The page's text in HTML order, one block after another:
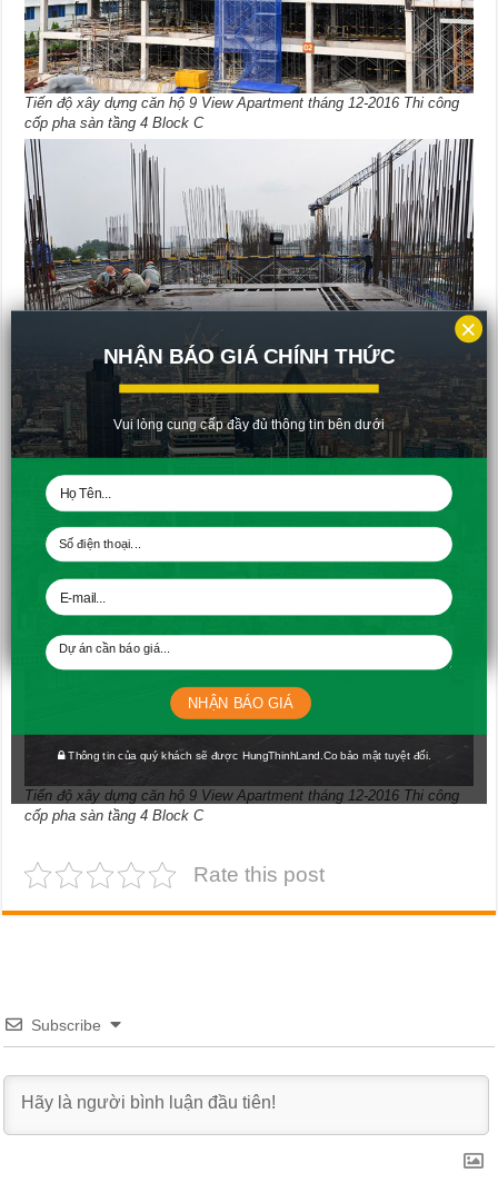
Tiến độ xây dựng căn hộ 9 View Apartment tháng 12-2016 Thi công
cốp pha sàn tầng 4 Block C
Tiến độ xây dựng căn hộ 9 View Apartment tháng 12-2016 Thi công
Tiến độ xây dựng căn hộ 9 View Apartment tháng 12-2016 Thi công
cốp pha sàn tầng 4 Block C
Rate this post
Subscribe
NHẬN BÁO GIÁ CHÍNH THỨC
Vui lòng cung cấp đầy đủ thông tin bên dưới
Thông tin của quý khách sẽ được HungThinhLand.Co bảo mật tuyệt đối.
NHẬN BÁO GIÁ
×